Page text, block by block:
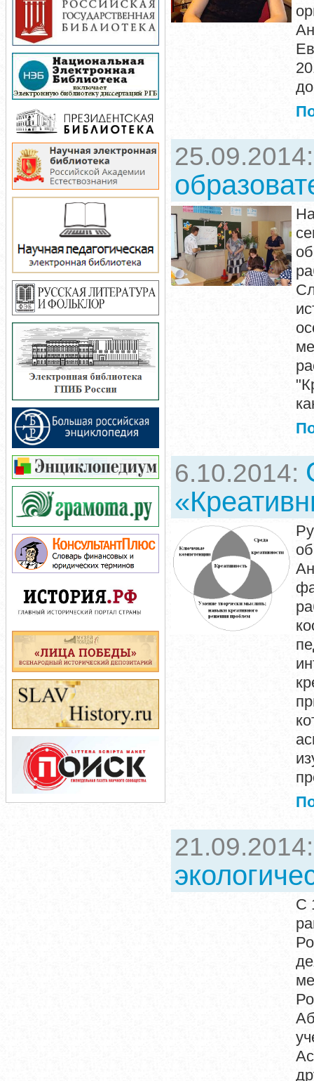
6.10.2014:
С